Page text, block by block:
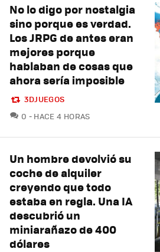
No lo digo por nostalgia
sino porque es verdad.
Los JRPG de antes eran
mejores porque
hablaban de cosas que
ahora sería imposible
3DJUEGOS
0 COMENTARIOS
HACE 4 HORAS
Un hombre devolvió su
coche de alquiler
creyendo que todo
estaba en regla. Una IA
descubrió un
miniarañazo de 400
dólares